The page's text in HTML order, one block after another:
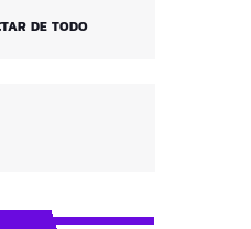
DE TODO